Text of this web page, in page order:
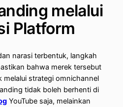
melalui
Platform
narasi terbentuk, langkah
bahwa merek tersebut
melalui strategi omnichannel
tidak boleh berhenti di
YouTube saja, melainkan